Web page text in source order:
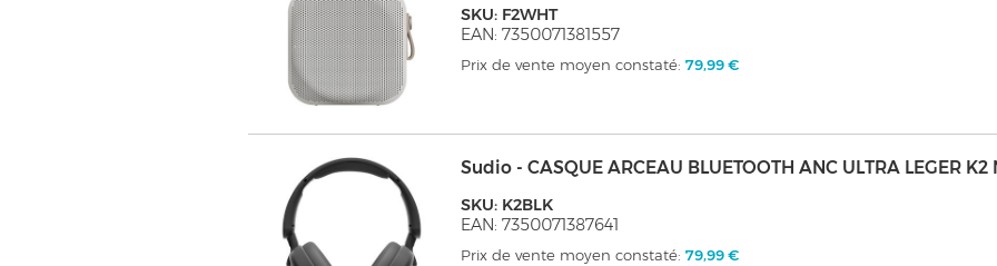
SKU: F2WHT
EAN: 7350071381557
Prix de vente moyen constaté:79,99 €
Sudio - CASQUE ARCEAU BLUETOOTH ANC ULTRA LEGER K2
SKU: K2BLK
EAN: 7350071387641
Prix de vente moyen constaté:79,99 €